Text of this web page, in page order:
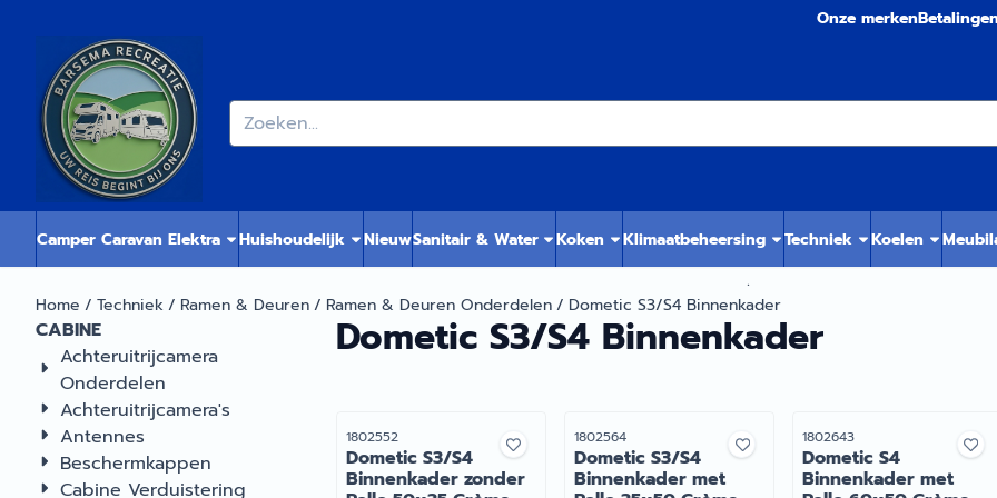
Onze merken
Zoeken
Camper Caravan Elektra Huishoudelijk NieuwSanitair & Water Koken Klimaatbeheersing Techniek Koelen
.
Home / Techniek/ Ramen & Deuren/ Ramen & Deuren Onderdelen/ Dometic S3/S4 Binnenkader
CABINE
Achteruitrijcamera
Onderdelen
Achteruitrijcamera's
Antennes
Beschermkappen
Cabine Verduistering
Dometic S3/S4 Binnenkader
Artikelnummer
1802552
Dometic S3/S4
Binnenkader zonder
Artikelnummer
1802564
Dometic S3/S4
Binnenkader met
Artikelnummer
1802643
Dometic S4
Binnenkader met